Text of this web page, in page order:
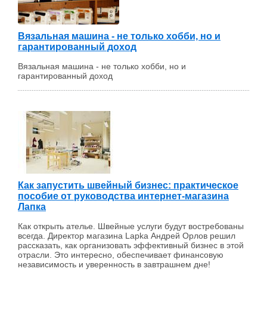
Вязальная машина - не только хобби, но и
гарантированный доход
Вязальная машина - не только хобби, но и
гарантированный доход
Как запустить швейный бизнес: практическое
пособие от руководства интернет-магазина
Лапка
Как открыть ателье. Швейные услуги будут востребованы
всегда. Директор магазина Lapka Андрей Орлов решил
рассказать, как организовать эффективный бизнес в этой
отрасли. Это интересно, обеспечивает финансовую
независимость и уверенность в завтрашнем дне!